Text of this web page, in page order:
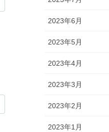
2023年6月
2023年5月
2023年4月
2023年3月
2023年2月
2023年1月